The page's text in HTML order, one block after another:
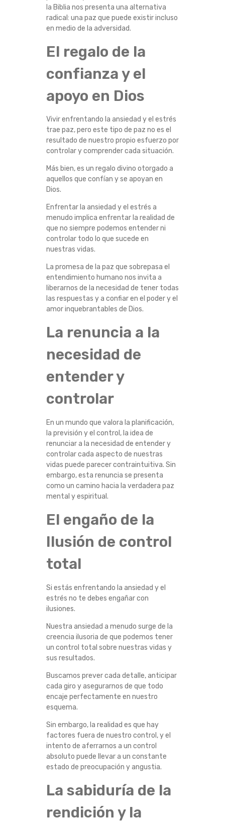
la Biblia nos presenta una alternativa
radical: una paz que puede existir incluso
en medio de la adversidad.
El regalo de la
confianza y el
apoyo en Dios
Vivir enfrentando la ansiedad y el estrés
trae paz, pero este tipo de paz no es el
resultado de nuestro propio esfuerzo por
controlar y comprender cada situación.
Más bien, es un regalo divino otorgado a
aquellos que confían y se apoyan en
Dios.
Enfrentar la ansiedad y el estrés a
menudo implica enfrentar la realidad de
que no siempre podemos entender ni
controlar todo lo que sucede en
nuestras vidas.
La promesa de la paz que sobrepasa el
entendimiento humano nos invita a
liberarnos de la necesidad de tener todas
las respuestas y a confiar en el poder y el
amor inquebrantables de Dios.
La renuncia a la
necesidad de
entender y
controlar
En un mundo que valora la planificación,
la previsión y el control, la idea de
renunciar a la necesidad de entender y
controlar cada aspecto de nuestras
vidas puede parecer contraintuitiva. Sin
embargo, esta renuncia se presenta
como un camino hacia la verdadera paz
mental y espiritual.
El engaño de la
Ilusión de control
total
Si estás enfrentando la ansiedad y el
estrés no te debes engañar con
ilusiones.
Nuestra ansiedad a menudo surge de la
creencia ilusoria de que podemos tener
un control total sobre nuestras vidas y
sus resultados.
Buscamos prever cada detalle, anticipar
cada giro y asegurarnos de que todo
encaje perfectamente en nuestro
esquema.
Sin embargo, la realidad es que hay
factores fuera de nuestro control, y el
intento de aferrarnos a un control
absoluto puede llevar a un constante
estado de preocupación y angustia.
La sabiduría de la
rendición y la